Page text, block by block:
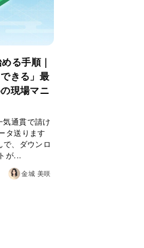
る手順｜
きる」最
現場マニ
通貫で請け
タ送ります
、ダウンロ
が...
金城 美咲